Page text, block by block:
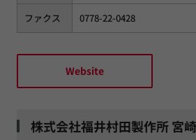
ファクス 0778-22-0428
Website
株式会社福井村田製作所 宮